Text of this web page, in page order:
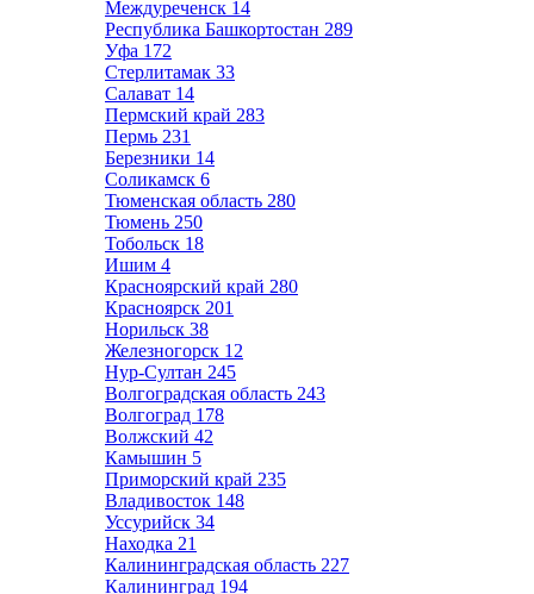
Междуреченск 14
Республика Башкортостан 289
Уфа 172
Стерлитамак 33
Салават 14
Пермский край 283
Пермь 231
Березники 14
Соликамск 6
Тюменская область 280
Тюмень 250
Тобольск 18
Ишим 4
Красноярский край 280
Красноярск 201
Норильск 38
Железногорск 12
Нур-Султан 245
Волгоградская область 243
Волгоград 178
Волжский 42
Камышин 5
Приморский край 235
Владивосток 148
Уссурийск 34
Находка 21
Калининградская область 227
Калининград 194